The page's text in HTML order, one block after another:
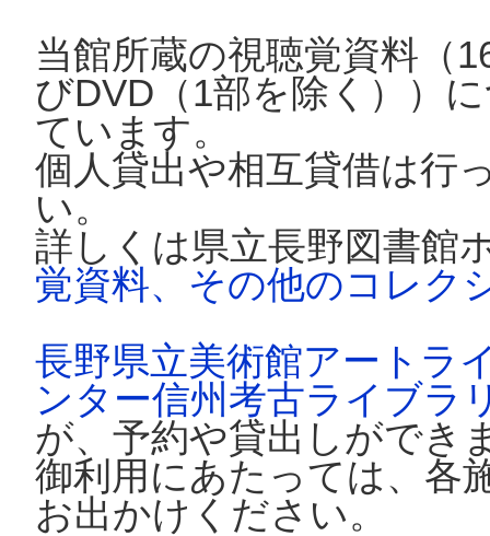
当館所蔵の視聴覚資料（
びDVD（1部を除く））
ています。
個人貸出や相互貸借は行
い。
詳しくは県立長野図書館
覚資料、その他のコレク
長野県立美術館アートラ
ンター信州考古ライブラ
が、予約や貸出しができ
御利用にあたっては、各
お出かけください。